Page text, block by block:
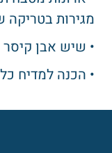
מגירות
• שיש אבן קיסר
• הכנה למדיח